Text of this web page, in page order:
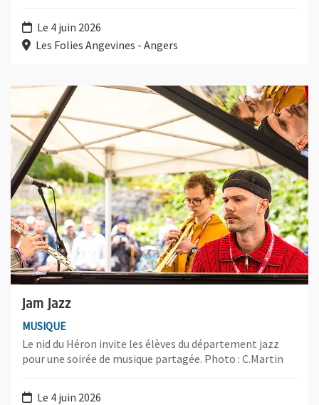
Le 4 juin 2026
Les Folies Angevines - Angers
Jam Jazz
MUSIQUE
Le nid du Héron invite les élèves du département jazz
pour une soirée de musique partagée. Photo : C.Martin
Le 4 juin 2026
Plus d'information sur l'évènement : Jam Jazz